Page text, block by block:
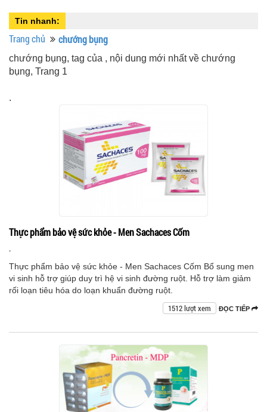
Tin nhanh:
Trang chủ chướng bụng
chướng bụng, tag của , nội dung mới nhất về chướng
bụng, Trang 1
.
Thực phẩm bảo vệ sức khỏe - Men Sachaces Cốm
,
Thực phẩm bảo vệ sức khỏe - Men Sachaces Cốm Bổ sung men
vi sinh hỗ trợ giúp duy trì hệ vi sinh đường ruột. Hỗ trợ làm giảm
rối loạn tiêu hóa do loạn khuẩn đường ruột.
ĐỌC TIẾP
1512 lượt xem